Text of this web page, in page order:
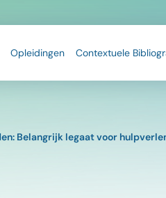
Opleidingen Contextuele
Belangrijk legaat voor